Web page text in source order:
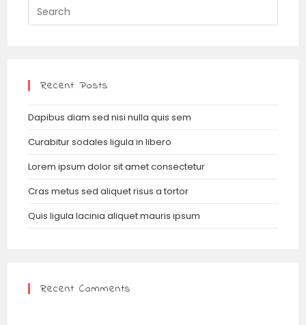
Recent Posts
Dapibus diam sed nisi nulla quis sem
Curabitur sodales ligula in libero
Lorem ipsum dolor sit amet consectetur
Cras metus sed aliquet risus a tortor
Quis ligula lacinia aliquet mauris ipsum
Recent Comments